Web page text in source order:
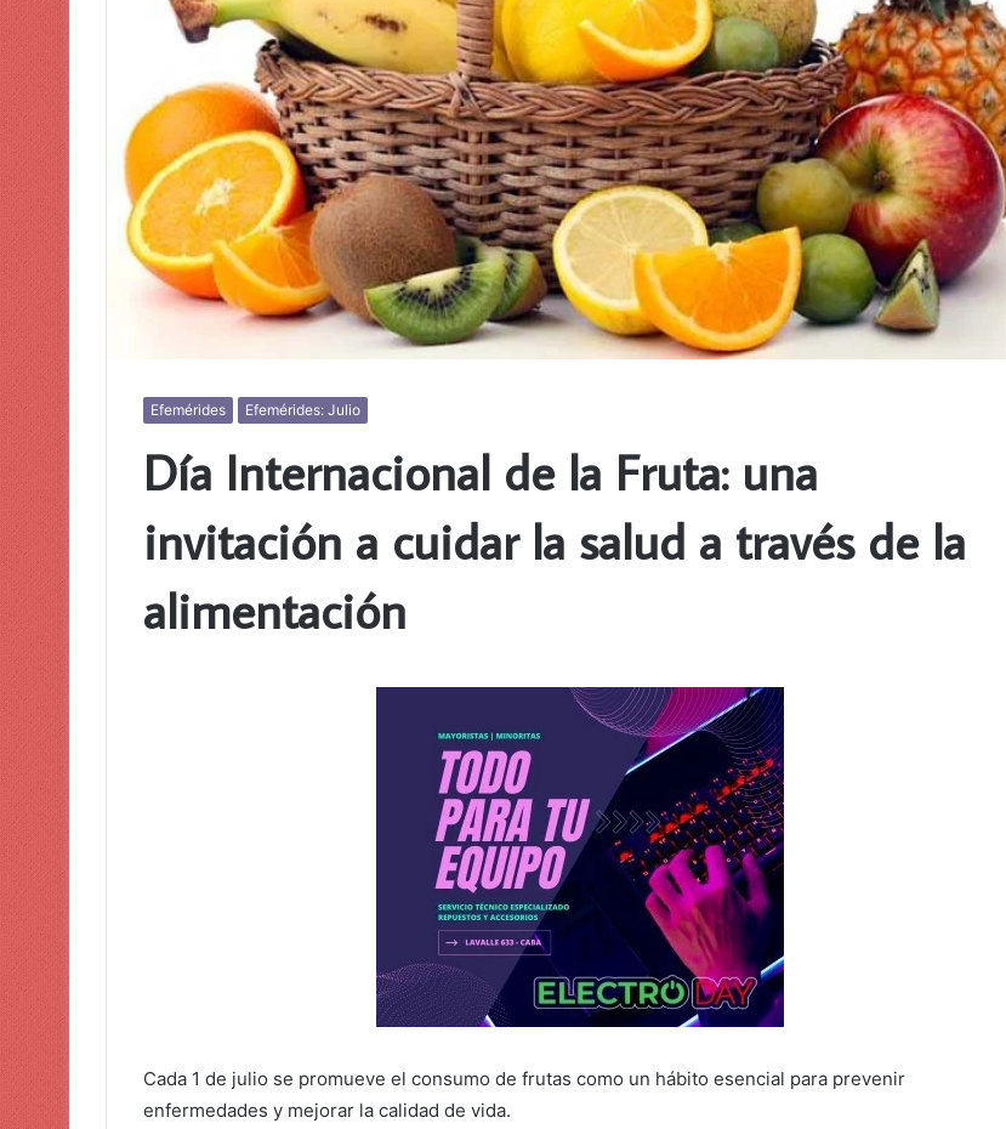
Efemérides Efemérides: Julio
Día Internacional de la Fruta: una
invitación a cuidar la salud a través de la
alimentación
Cada 1 de julio se promueve el consumo de frutas como un hábito esencial para prevenir
enfermedades y mejorar la calidad de vida.